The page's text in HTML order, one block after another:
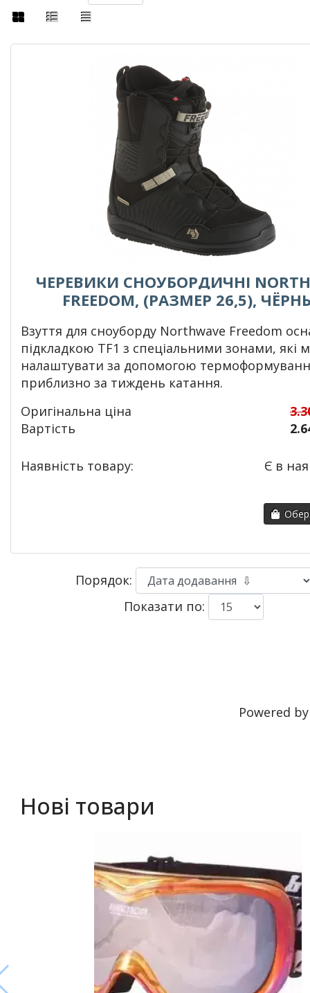
ЧЕРЕВИКИ СНОУБОРДИЧНІ
FREEDOM, (РАЗМЕР 26,5),
Взуття для сноуборду Northwave Freedom
підкладкою TF1 з спеціальними зонами, які
налаштувати за допомогою
приблизно за тиждень катання.
Оригінальна ціна
Вартість
Наявність товару: Є в
Порядок:
Показати по:
Powered
Нові товари